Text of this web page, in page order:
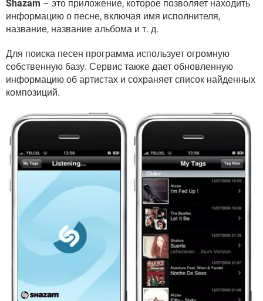
ВИДЕО GOOGLE
YANDEX
Shazam – это приложение, которое позволяет находить
информацию о песне, включая имя исполнителя,
название, название альбома и т. д.
Для поиска песен программа использует огромную
собственную базу. Сервис также дает обновленную
информацию об артистах и сохраняет список найденных
композиций.